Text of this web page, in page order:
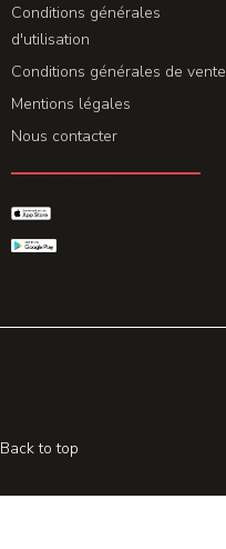
Conditions générales
d'utilisation
Conditions générales de vente
Mentions légales
Nous contacter
Back to top